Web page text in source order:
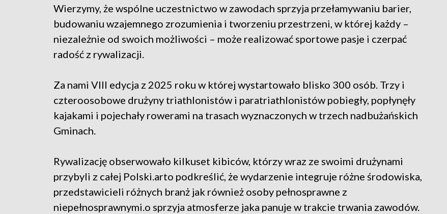
Wierzymy, że wspólne uczestnictwo w zawodach sprzyja przełamywaniu barier,
budowaniu wzajemnego zrozumienia i tworzeniu przestrzeni, w której każdy –
niezależnie od swoich możliwości – może realizować sportowe pasje i czerpać
radość z rywalizacji.
Za nami VIII edycja z 2025 roku w której wystartowało blisko 300 osób. Trzy i
czteroosobowe drużyny triathlonistów i paratriathlonistów pobiegły, popłynęły
kajakami i pojechały rowerami na trasach wyznaczonych w trzech nadbużańskich
Gminach.
Rywalizację obserwowało kilkuset kibiców, którzy wraz ze swoimi drużynami
przybyli z całej Polski.arto podkreślić, że wydarzenie integruje różne środowiska,
przedstawicieli różnych branż jak również osoby pełnosprawne z
niepełnosprawnymi.o sprzyja atmosferze jaka panuje w trakcie trwania zawodów.